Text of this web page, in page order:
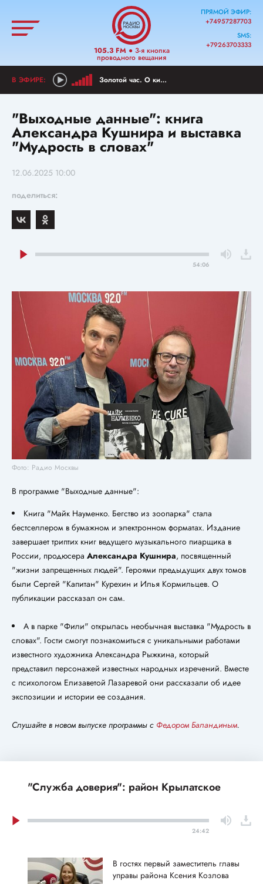
105.3 FM● 3-я кнопка
проводного вещания
ПРЯМОЙ ЭФИР:
+74957287703
SMS:
+79263703333
Золотой час. О киноклассике
"Выходные данные": книга
Александра Кушнира и выставка
"Мудрость в словах"
12.06.2025 10:00
поделиться:
54:06
Фото: Радио Москвы
В программе "Выходные данные":
Книга "Майк Науменко. Бегство из зоопарка" стала
бестселлером в бумажном и электронном форматах. Издание
завершает триптих книг ведущего музыкального пиарщика в
России, продюсера Александра Кушнира, посвященный
"жизни запрещенных людей". Героями предыдущих двух томов
были Сергей "Капитан" Курехин и Илья Кормильцев. О
публикации рассказал он сам.
А в парке "Фили" открылась необычная выставка "Мудрость в
словах". Гости смогут познакомиться с уникальными работами
известного художника Александра Рыжкина, который
представил персонажей известных народных изречений. Вместе
с психологом Елизаветой Лазаревой они рассказали об идее
экспозиции и истории ее создания.
Слушайте в новом выпуске программы с Федором Баландиным.
"Служба доверия": район Крылатское
24:42
В гостях первый заместитель главы
управы района Ксения Козлова